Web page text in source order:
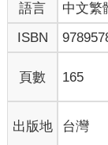
語言 中文繁
ISBN
頁數 165
出版地 台灣